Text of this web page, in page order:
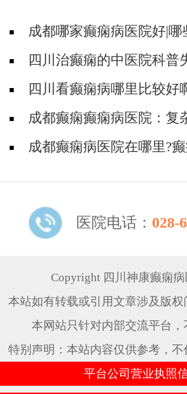
成都哪家癫痫病医院好|哪
有帮助?
四川治癫痫的中医院科普
该怎样饮食?
四川看癫痫病哪里比较好
的饮食有什么注意的?
成都癫痫癫痫病医院：复
食
成都癫痫病医院在哪里?
医院电话： 028-
Copyright 四川神康癫痫
本站如有转载或引用文章涉及版
本网站只针对内部交流平台，
特别声明：本站内容仅供参考，不
平台公司营业执照